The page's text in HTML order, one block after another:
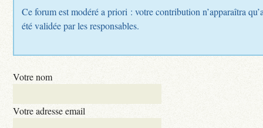
Ce forum est modéré a priori : votre contribution n’apparaîtra
été validée par les responsables.
Votre nom
Votre adresse email